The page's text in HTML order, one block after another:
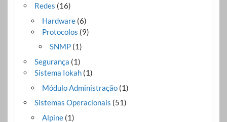
Redes (16)
Hardware(6)
Protocolos (9)
SNMP (1)
Segurança (1)
Sistema Iokah(1)
Módulo Administração(1)
Sistemas Operacionais (51)
Alpine(1)